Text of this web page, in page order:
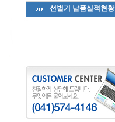
선별기 납품실적현황